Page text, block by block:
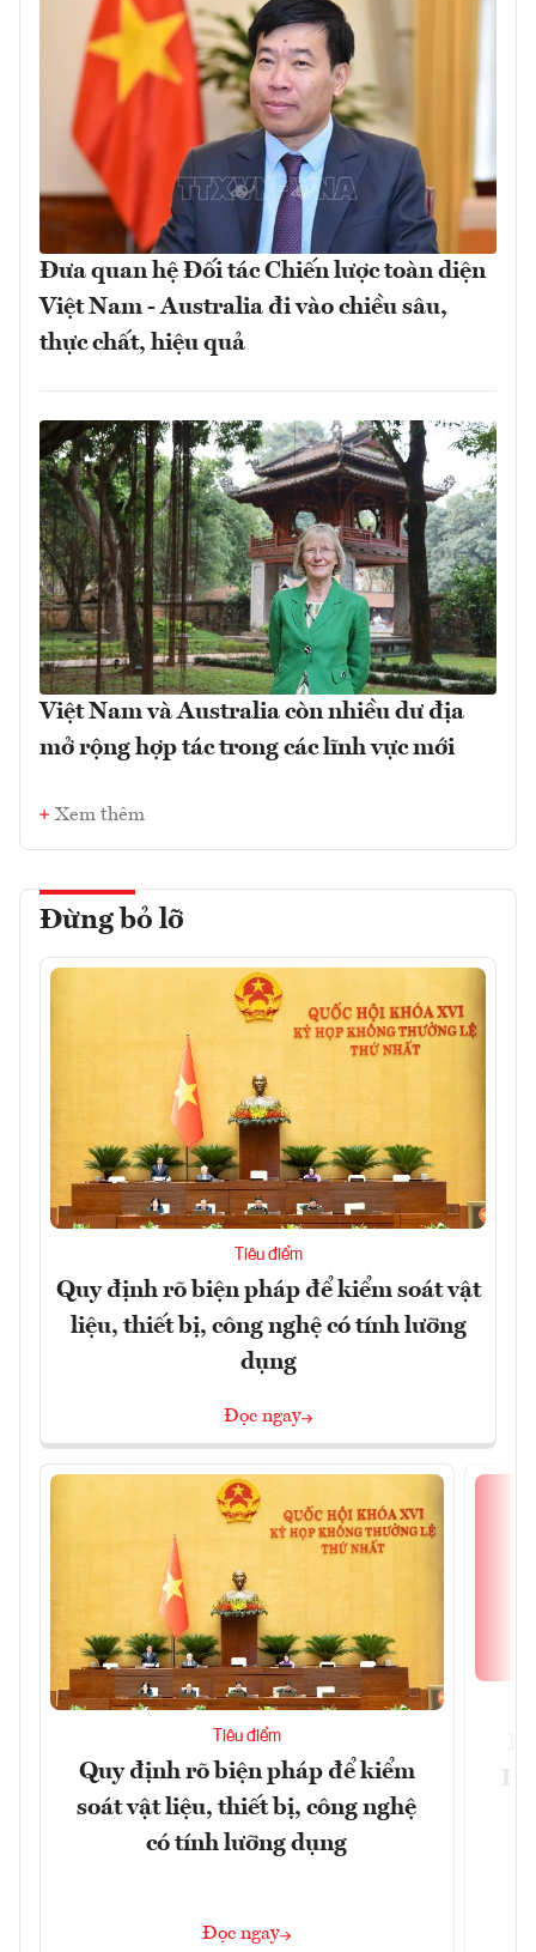
Đưa quan hệ Đối tác Chiến lược toàn diện
Việt Nam - Australia đi vào chiều sâu,
thực chất, hiệu quả
Việt Nam và Australia còn nhiều dư địa
mở rộng hợp tác trong các lĩnh vực mới
Xem thêm
Đừng bỏ lỡ
Tiêu điểm
Quy định rõ biện pháp để kiểm soát vật
liệu, thiết bị, công nghệ có tính lưỡng
dụng
Đọc ngay
Tiêu điểm
Quy định rõ biện pháp để kiểm
soát vật liệu, thiết bị, công nghệ
có tính lưỡng dụng
Đọc ngay